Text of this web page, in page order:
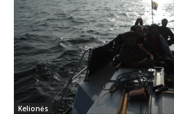
Kelionės